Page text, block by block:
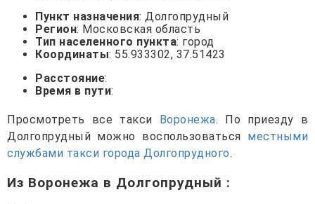
Пункт назначения: Долгопрудный
Регион: Московская область
Тип населенного пункта: город
Координаты: 55.933302, 37.51423
Расстояние:
Время в пути:
Просмотреть все такси Воронежа. По приезду в
Долгопрудный можно воспользоваться местными
службами такси города Долгопрудного.
Из Воронежа в Долгопрудный :